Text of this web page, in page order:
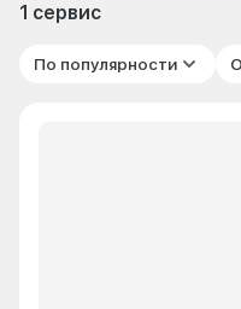
1 сервис
По популярности